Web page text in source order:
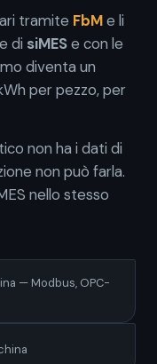
tramite FbMe li
di siMESe con le
diventa un
per pezzo, per
non ha i dati di
non può farla.
nello stesso
— Modbus, OPC-